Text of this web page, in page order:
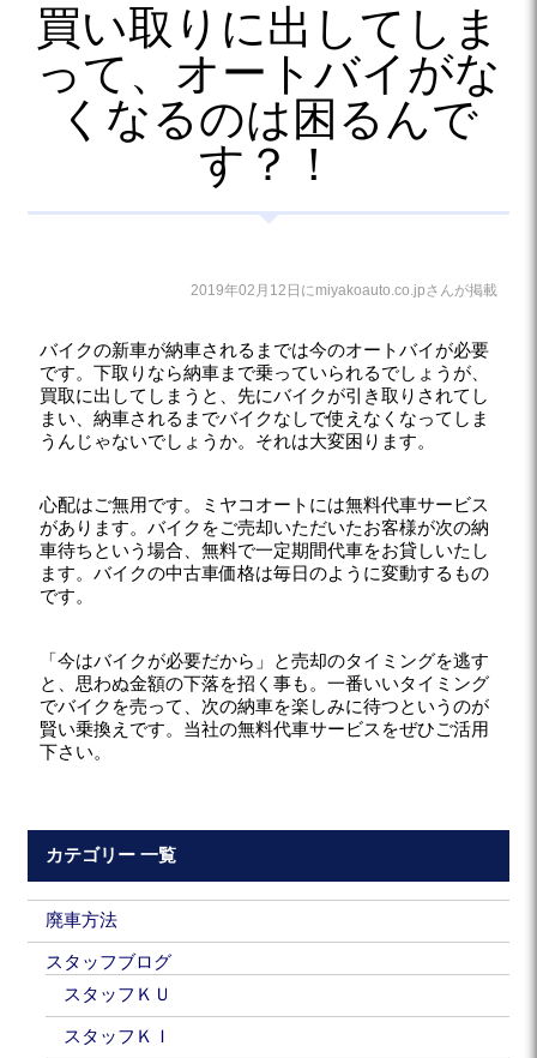
買い取りに出してしま
って、オートバイがな
くなるのは困るんで
す？！
2019年02月12日にmiyakoauto.co.jpさんが掲載
バイクの新車が納車されるまでは今のオートバイが必要
です。下取りなら納車まで乗っていられるでしょうが、
買取に出してしまうと、先にバイクが引き取りされてし
まい、納車されるまでバイクなしで使えなくなってしま
うんじゃないでしょうか。それは大変困ります。
心配はご無用です。ミヤコオートには無料代車サービス
があります。バイクをご売却いただいたお客様が次の納
車待ちという場合、無料で一定期間代車をお貸しいたし
ます。バイクの中古車価格は毎日のように変動するもの
です。
「今はバイクが必要だから」と売却のタイミングを逃す
と、思わぬ金額の下落を招く事も。一番いいタイミング
でバイクを売って、次の納車を楽しみに待つというのが
賢い乗換えです。当社の無料代車サービスをぜひご活用
下さい。
カテゴリー 一覧
廃車方法
スタッフブログ
スタッフＫＵ
スタッフＫＩ